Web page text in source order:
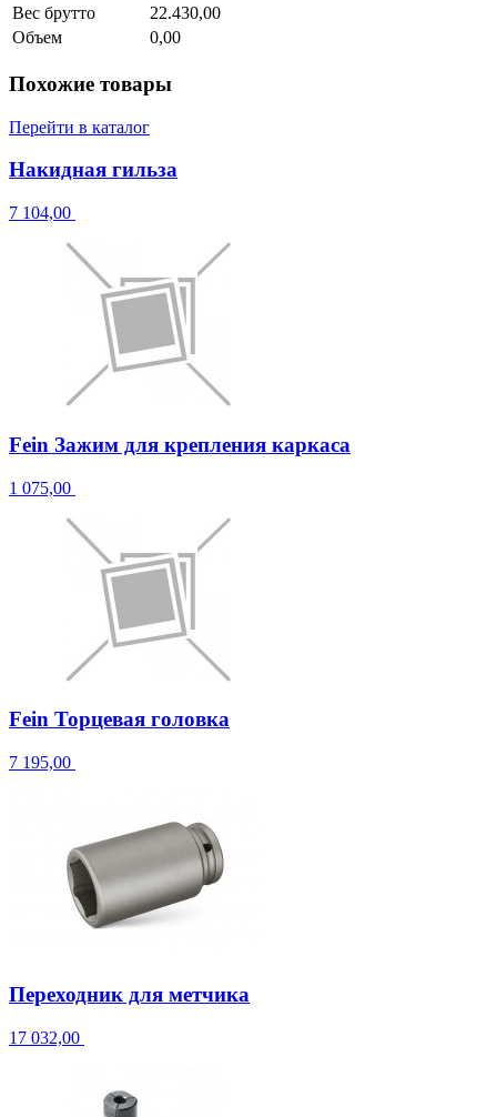
Вес брутто
22.430,00
Объем
0,00
Похожие товары
Перейти в каталог
Накидная гильза
7 104,00
Fein Зажим для крепления каркаса
1 075,00
Fein Торцевая головка
7 195,00
Переходник для метчика
17 032,00